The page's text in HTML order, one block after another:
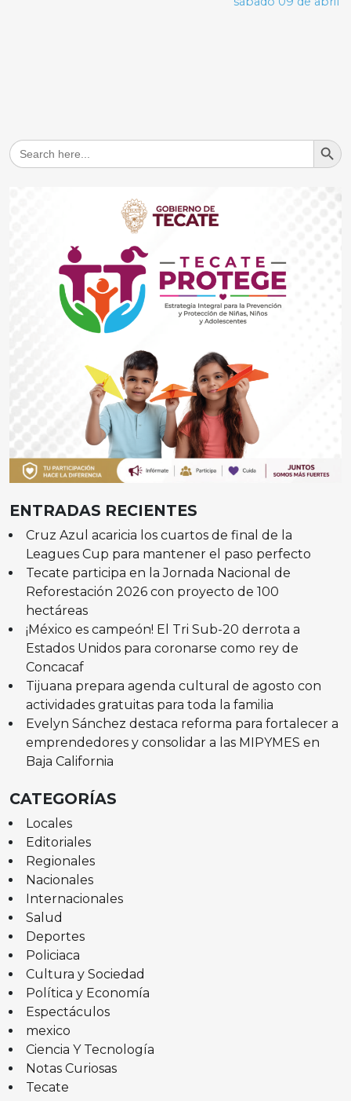
Search
for:
Search
ENTRADAS RECIENTES
Cruz Azul acaricia los cuartos de final de la
Leagues Cup para mantener el paso perfecto
Tecate participa en la Jornada Nacional de
Reforestación 2026 con proyecto de 100
hectáreas
¡México es campeón! El Tri Sub-20 derrota a
Estados Unidos para coronarse como rey de
Concacaf
Tijuana prepara agenda cultural de agosto con
actividades gratuitas para toda la familia
Evelyn Sánchez destaca reforma para fortalecer a
emprendedores y consolidar a las MIPYMES en
Baja California
CATEGORÍAS
Locales
Editoriales
Regionales
Nacionales
Internacionales
Salud
Deportes
Policiaca
Cultura y Sociedad
Política y Economía
Espectáculos
mexico
Ciencia Y Tecnología
Notas Curiosas
Tecate